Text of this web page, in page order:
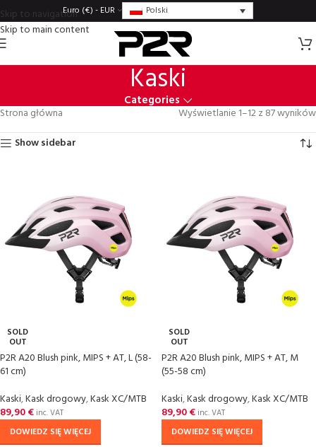
Skip to navigation
Skip to main content
Euro (€) - EUR Polski
Kaski
Categories
Strona główna
Wyświetlanie 1–12 z 87 wyników
Show sidebar
SOLD
OUT
P2R A20 Blush pink, MIPS + AT, L (58-
61 cm)
Kaski,Kask drogowy,Kask XC/MTB
89,90€ inc. VAT
DOWIEDZ SIĘ WIĘCEJ
SOLD
OUT
P2R A20 Blush pink, MIPS + AT, M
(55-58 cm)
Kaski,Kask drogowy,Kask XC/MTB
89,90€ inc. VAT
DOWIEDZ SIĘ WIĘCEJ